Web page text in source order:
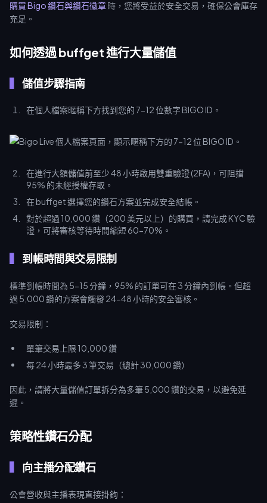
購買 Bigo 鑽石與鑽石徽章時，您將受益於安全交易，確保公會庫存
充足。
如何透過 buffget 進行大量儲值
儲值步驟指南
在個人檔案暱稱下方找到您的 7-12 位數字 BIGO ID。
在進行大額儲值前至少 48 小時啟用雙重驗證 (2FA)，可阻擋
95% 的未經授權存取。
在 buffget 選擇您的鑽石方案並完成安全結帳。
對於超過 10,000 鑽（200 美元以上）的購買，請完成 KYC 驗
證，可將審核等待時間縮短 60-70%。
到帳時間與交易限制
標準到帳時間為 5-15 分鐘，95% 的訂單可在 3 分鐘內到帳。但超
過 5,000 鑽的方案會觸發 24-48 小時的安全審核。
交易限制：
單筆交易上限 10,000 鑽
每 24 小時最多 3 筆交易（總計 30,000 鑽）
因此，請將大量儲值訂單拆分為多筆 5,000 鑽的交易，以避免延
遲。
策略性鑽石分配
向主播分配鑽石
公會營收與主播表現直接掛鉤：